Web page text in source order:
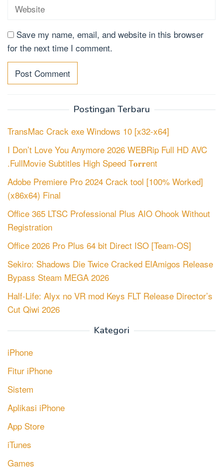
Save my name, email, and website in this browser
for the next time I comment.
Postingan Terbaru
TransMac Crack exe Windows 10 [x32-x64]
I Don’t Love You Anymore 2026 WEBRip Full HD AVC
.FullMov𝗂e Subtitles High Speed T𝐨𝐫𝐫ent
Adobe Premiere Pro 2024 Crack tool [100% Worked]
(x86x64) Final
Office 365 LTSC Professional Plus AIO Ohook Without
Registration
Office 2026 Pro Plus 64 bit Direct ISO [Team-OS]
Sekiro: Shadows Die Twice Cracked ElAmigos Release
Bypass Steam MEGA 2026
Half-Life: Alyx no VR mod Keys FLT Release Director’s
Cut Qiwi 2026
Kategori
iPhone
Fitur iPhone
Sistem
Aplikasi iPhone
App Store
iTunes
Games